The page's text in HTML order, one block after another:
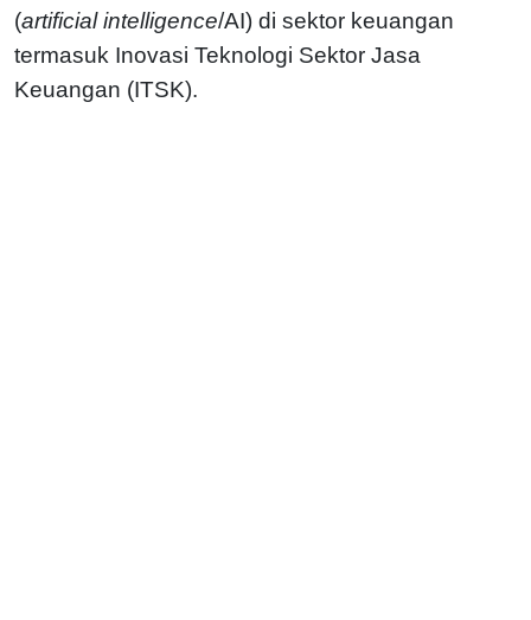
(artificial intelligence/AI) di sektor keuangan
termasuk Inovasi Teknologi Sektor Jasa
Keuangan (ITSK).